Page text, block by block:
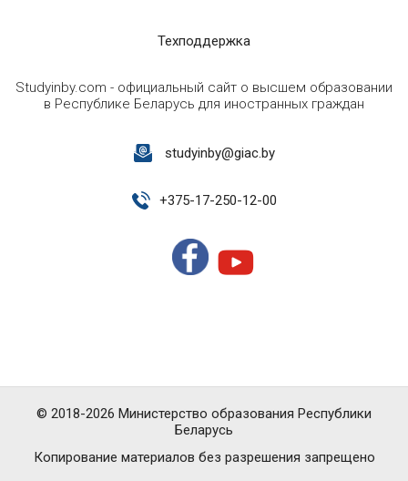
Техподдержка
Studyinby.com - официальный сайт о высшем образовании
в Республике Беларусь для иностранных граждан
studyinby@giac.by
+375-17-250-12-00
Копирование материалов без разрешения запрещено
© 2018-2026 Министерство образования Республики
Беларусь